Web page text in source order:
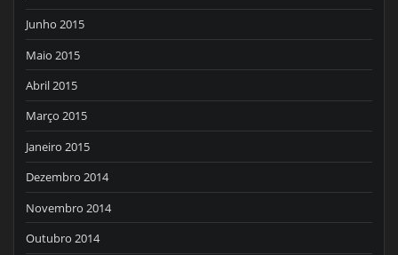
Junho 2015
Maio 2015
Abril 2015
Março 2015
Janeiro 2015
Dezembro 2014
Novembro 2014
Outubro 2014